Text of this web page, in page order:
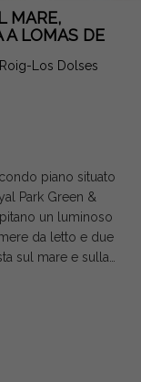
MARE,
A LOMAS DE
Los Dolses
piano situato
Park Green &
un luminoso
da letto e due
sul mare e sulla
uno spazio
di benessere e
riscaldata,
tutto l'anno sia